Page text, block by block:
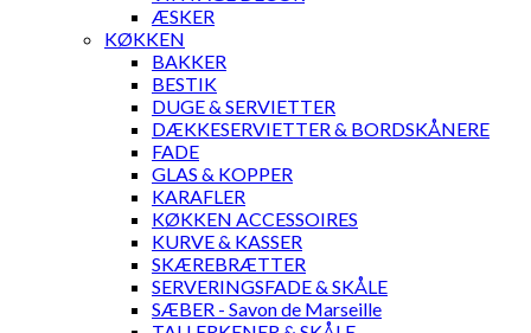
ÆSKER
KØKKEN
BAKKER
BESTIK
DUGE & SERVIETTER
DÆKKESERVIETTER & BORDSKÅNERE
FADE
GLAS & KOPPER
KARAFLER
KØKKEN ACCESSOIRES
KURVE & KASSER
SKÆREBRÆTTER
SERVERINGSFADE & SKÅLE
SÆBER - Savon de Marseille